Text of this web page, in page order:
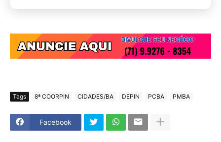
Tags 8ª COORPIN CIDADES/BA DEPIN PCBA PMBA
Facebook